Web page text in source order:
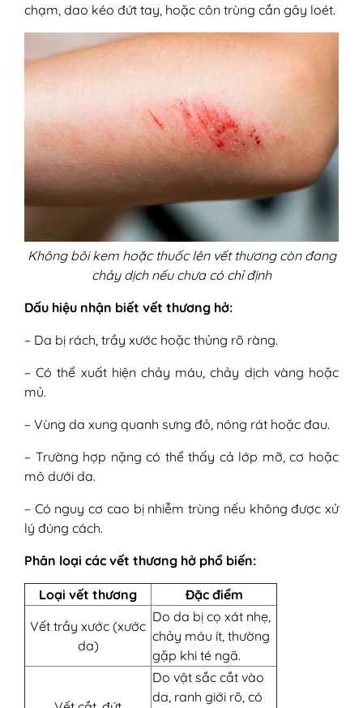
chạm, dao kéo đứt tay, hoặc côn trùng cắn gây loét.
Không bôi kem hoặc thuốc lên vết thương còn đang
chảy dịch nếu chưa có chỉ định
Dấu hiệu nhận biết vết thương hở:
– Da bị rách, trầy xước hoặc thủng rõ ràng.
– Có thể xuất hiện chảy máu, chảy dịch vàng hoặc
mủ.
– Vùng da xung quanh sưng đỏ, nóng rát hoặc đau.
– Trường hợp nặng có thể thấy cả lớp mỡ, cơ hoặc
mô dưới da.
– Có nguy cơ cao bị nhiễm trùng nếu không được xử
lý đúng cách.
Phân loại các vết thương hở phổ biến:
Loại vết thương
Đặc điểm
Vết trầy xước (xước
da)
Do da bị cọ xát nhẹ,
chảy máu ít, thường
gặp khi té ngã.
Do vật sắc cắt vào
da, ranh giới rõ, có